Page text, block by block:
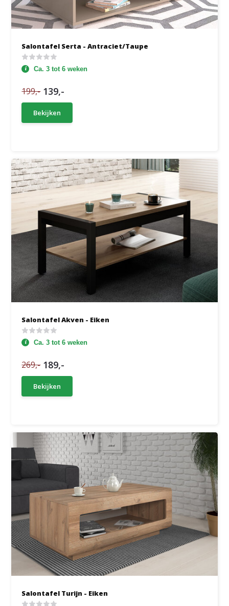
Salontafel Serta - Antraciet/Taupe
Ca. 3 tot 6 weken
199,- 139,-
Bekijken
Salontafel Akven - Eiken
Ca. 3 tot 6 weken
269,- 189,-
Bekijken
Salontafel Turijn - Eiken